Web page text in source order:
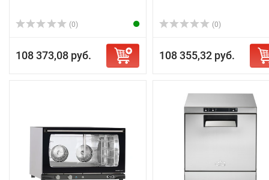
(0)
108 373,08 руб.
(0)
108 355,32 руб.